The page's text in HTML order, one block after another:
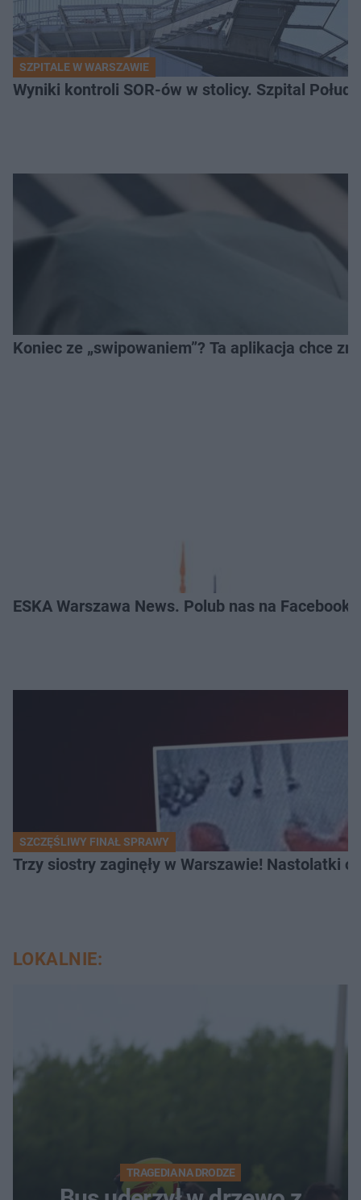
SZPITALE W WARSZAWIE
Wyniki kontroli SOR-ów w stolicy. Szpital
Koniec ze „swipowaniem”? Ta aplikacja chce
ESKA Warszawa News. Polub nas na
SZCZĘŚLIWY FINAŁ SPRAWY
Trzy siostry zaginęły w Warszawie! Nastolatki
LOKALNIE:
TRAGEDIA NA DRODZE